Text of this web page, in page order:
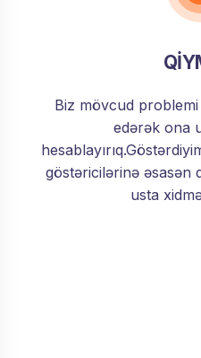
Biz mövcud problemi
edərək ona
göstəricilərinə əsasən
usta